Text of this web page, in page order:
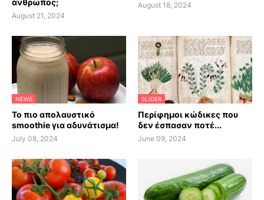
άνθρωπος;
August 21, 2024
August 18, 2024
NEWS
Το πιο απολαυστικό
smoothie για αδυνάτισμα!
July 08, 2024
SLIDER
Περίφημοι κώδικες που
δεν έσπασαν ποτέ...
June 09, 2024